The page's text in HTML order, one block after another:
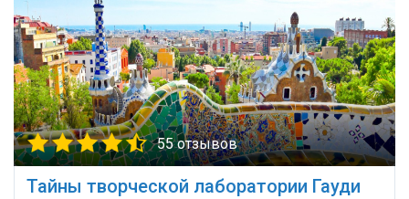
55 отзывов
Тайны творческой лаборатории Гауди